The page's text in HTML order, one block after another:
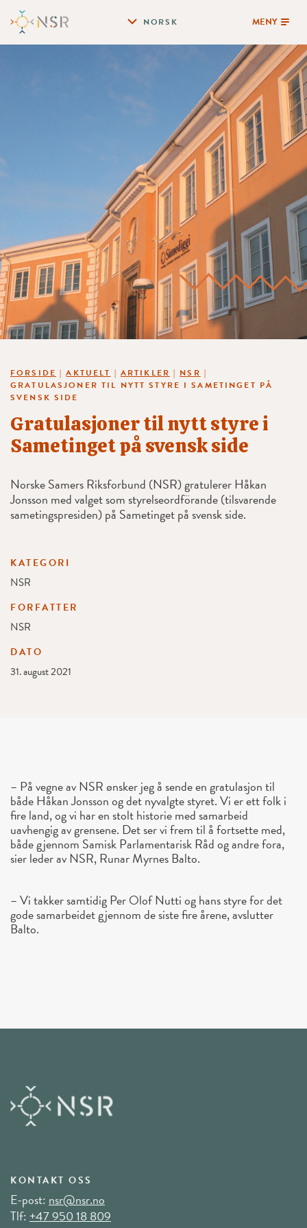
NORSK MENY
FORSIDE |AKTUELT | ARTIKLER | NSR |
GRATULASJONER TIL NYTT STYRE I SAMETINGET PÅ
SVENSK SIDE
Gratulasjoner til nytt styre i
Sametinget på svensk side
Norske Samers Riksforbund (NSR) gratulerer Håkan
Jonsson med valget som styrelseordförande (tilsvarende
sametingspresiden) på Sametinget på svensk side.
KATEGORI
NSR
FORFATTER
NSR
DATO
31. august 2021
– På vegne av NSR ønsker jeg å sende en gratulasjon til
både Håkan Jonsson og det nyvalgte styret. Vi er ett folk i
fire land, og vi har en stolt historie med samarbeid
uavhengig av grensene. Det ser vi frem til å fortsette med,
både gjennom Samisk Parlamentarisk Råd og andre fora,
sier leder av NSR, Runar Myrnes Balto.
– Vi takker samtidig Per Olof Nutti og hans styre for det
gode samarbeidet gjennom de siste fire årene, avslutter
Balto.
KONTAKT OSS
E-post:nsr@nsr.no
Tlf:+47 950 18 809